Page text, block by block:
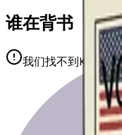
谁在背书
我们找不到Keycha